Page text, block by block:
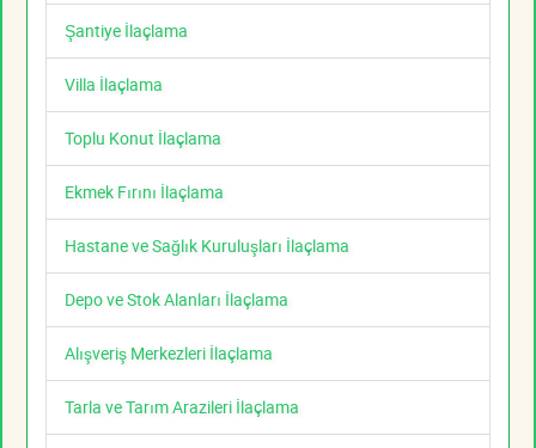
Şantiye İlaçlama
Villa İlaçlama
Toplu Konut İlaçlama
Ekmek Fırını İlaçlama
Hastane ve Sağlık Kuruluşları İlaçlama
Depo ve Stok Alanları İlaçlama
Alışveriş Merkezleri İlaçlama
Tarla ve Tarım Arazileri İlaçlama